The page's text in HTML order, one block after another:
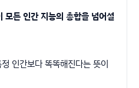
모든 인간 지능의 총합을 넘어설
인간보다 똑똑해진다는 뜻이